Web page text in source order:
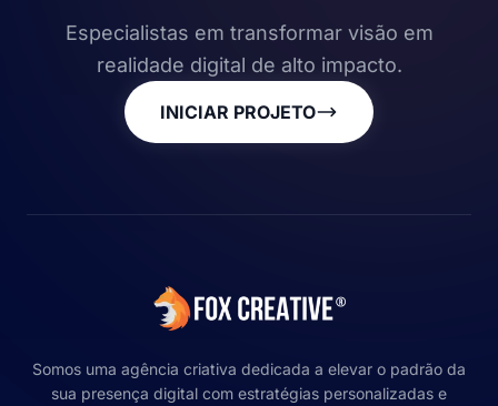
Especialistas em transformar visão em
realidade digital de alto impacto.
INICIAR PROJETO
Somos uma agência criativa dedicada a elevar o padrão da
sua presença digital com estratégias personalizadas e